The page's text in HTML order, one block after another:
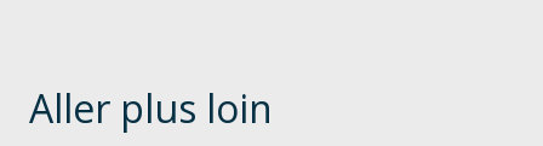
jugement et les corrections
demeurent entre les mains des
Aller plus loin